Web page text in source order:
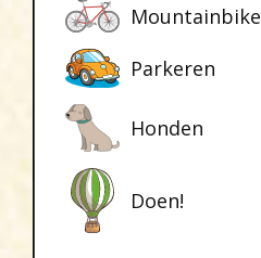
Mountainbike
Parkeren
Honden
Doen!